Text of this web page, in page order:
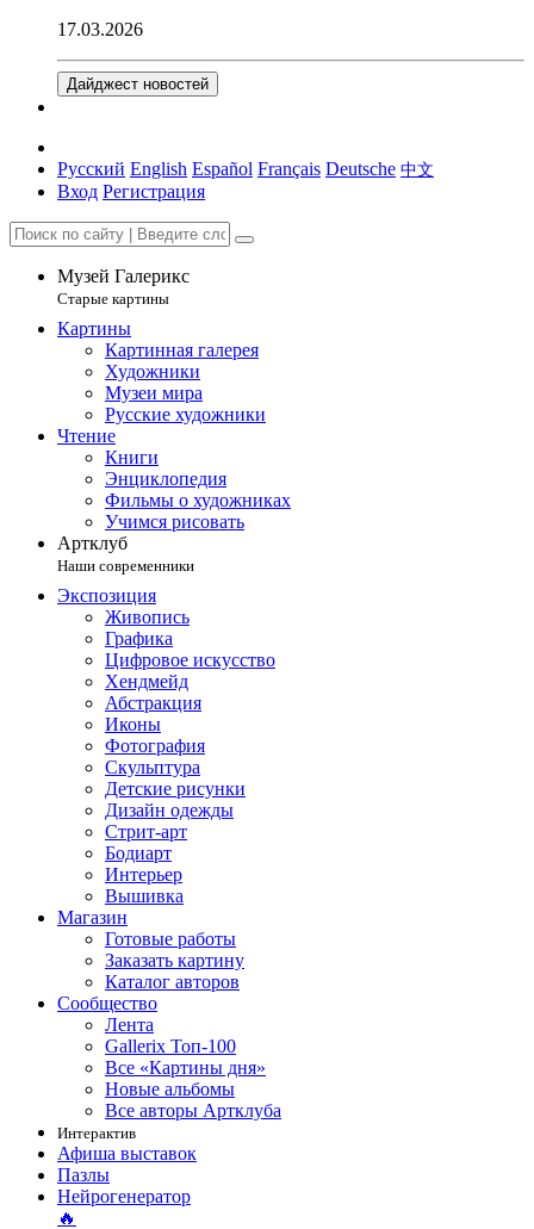
17.03.2026
Дайджест новостей
Русский English Español Français Deutsche 中文
Вход Регистрация
Музей Галерикс
Старые картины
Картины
Картинная галерея
Художники
Музеи мира
Русские художники
Чтение
Книги
Энциклопедия
Фильмы о художниках
Учимся рисовать
Артклуб
Наши современники
Экспозиция
Живопись
Графика
Цифровое искусство
Хендмейд
Абстракция
Иконы
Фотография
Скульптура
Детские рисунки
Дизайн одежды
Стрит-арт
Бодиарт
Интерьер
Вышивка
Магазин
Готовые работы
Заказать картину
Каталог авторов
Сообщество
Лента
Gallerix Топ-100
Все «Картины дня»
Новые альбомы
Все авторы Артклуба
Интерактив
Афиша выставок
Пазлы
Нейрогенератор
🔥